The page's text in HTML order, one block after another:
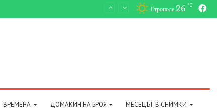
Етрополе 26 ℃
ВРЕМЕНА ДОМАКИН НА БРОЯ МЕСЕЦЪТ В СНИМКИ